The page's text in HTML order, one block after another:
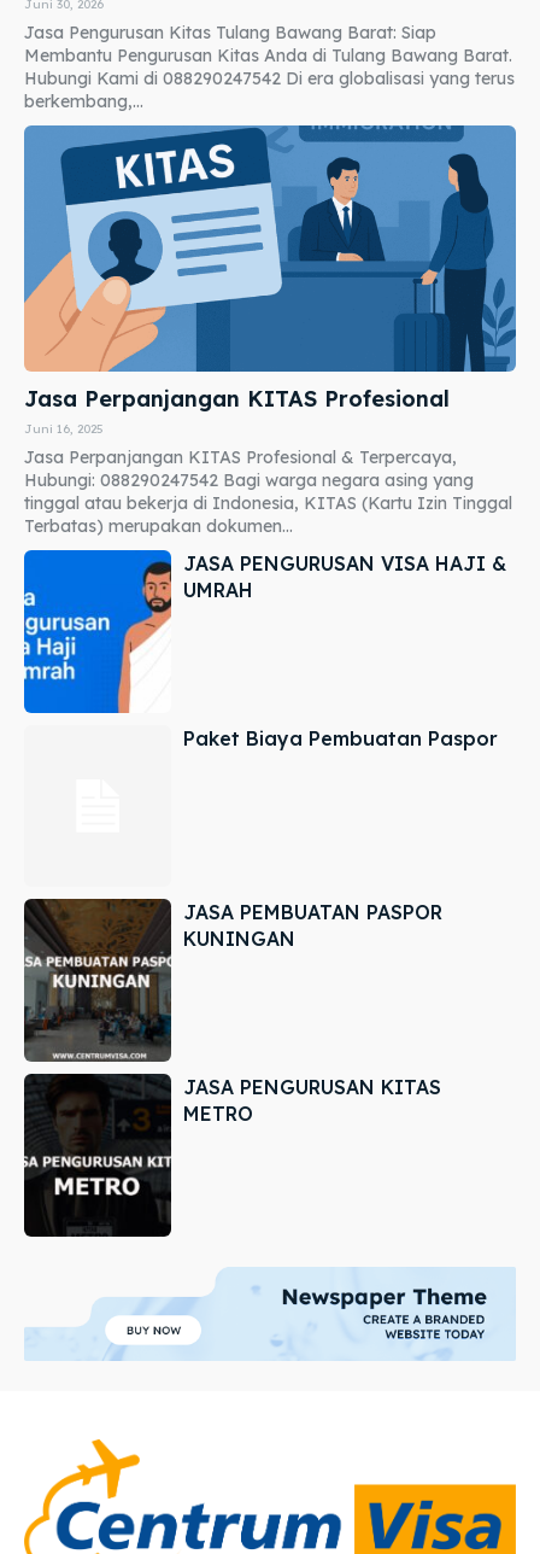
Juni 30, 2026
Jasa Pengurusan Kitas Tulang Bawang Barat: Siap
Membantu Pengurusan Kitas Anda di Tulang Bawang Barat.
Hubungi Kami di 088290247542 Di era globalisasi yang terus
berkembang,...
Jasa Perpanjangan KITAS Profesional
Juni 16, 2025
Jasa Perpanjangan KITAS Profesional & Terpercaya,
Hubungi: 088290247542 Bagi warga negara asing yang
tinggal atau bekerja di Indonesia, KITAS (Kartu Izin Tinggal
Terbatas) merupakan dokumen...
JASA PENGURUSAN VISA HAJI &
UMRAH
Paket Biaya Pembuatan Paspor
JASA PEMBUATAN PASPOR
KUNINGAN
JASA PENGURUSAN KITAS
METRO